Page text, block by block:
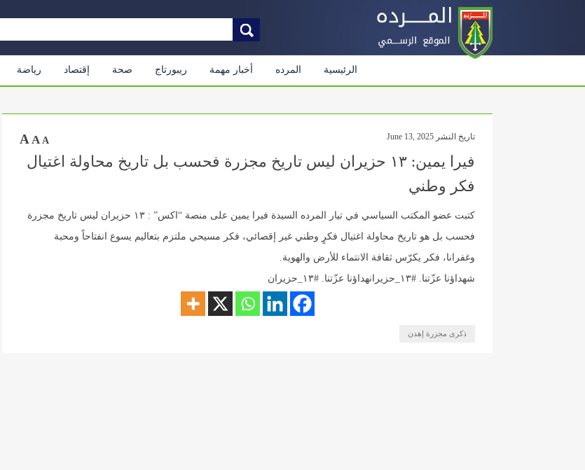
الرئيسية المرده أخبار مهمة ريبورتاج صحة إقتصاد رياضة
تاريخ النشر June 13, 2025 A A A
فيرا يمين: ١٣ حزيران ليس تاريخ مجزرة فحسب بل تاريخ محاولة اغتيال
فكر وطني
كتبت عضو المكتب السياسي في تيار المرده السيدة فيرا يمين على منصة “اكس” : ١٣ حزيران ليس تاريخ مجزرة
فحسب بل هو تاريخ محاولة اغتيال فكرٍ وطني غير إقصائي، فكر مسيحي ملتزم بتعاليم يسوع انفتاحاً ومحبة
وغفرانا، فكر يكرّس ثقافة الانتماء للأرض والهوية.
شهداؤنا عزّتنا. #١٣_حزيرانهداؤنا عزّتنا. #١٣_حزيران
ذكرى مجزرة إهدن